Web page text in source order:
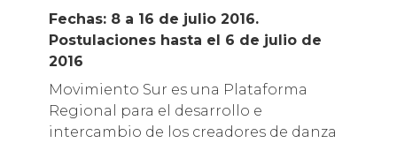
Fechas: 8 a 16 de julio 2016.
Postulaciones hasta el 6 de julio de
2016
Movimiento Sur es una Plataforma
Regional para el desarrollo e
intercambio de los creadores de danza